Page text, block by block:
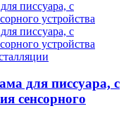
для писсуара, с
сенсорного